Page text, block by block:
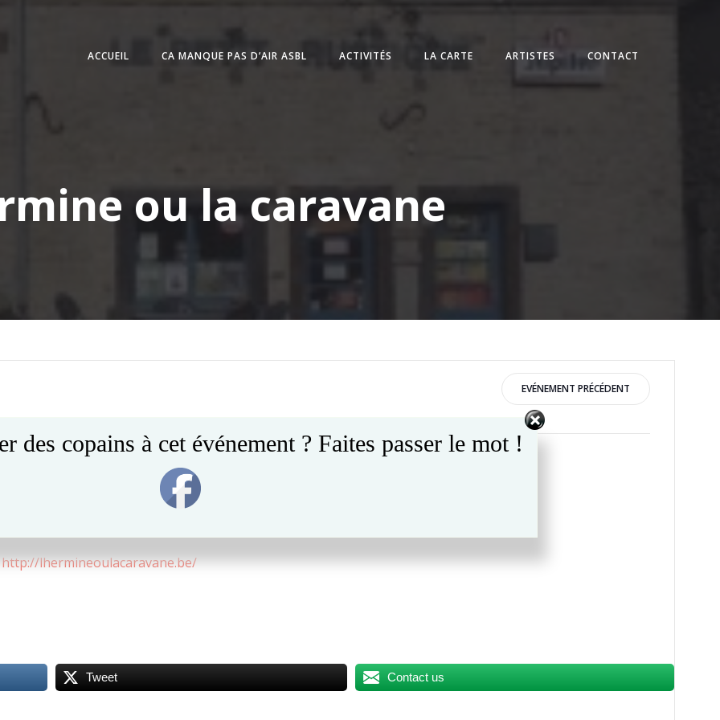
ACCUEIL CA MANQUE PAS D’AIR ASBL ACTIVITÉS LA CARTE ARTISTES CONTACT
ou la caravane
navigation
EVÉNEMENT PRÉCÉDENT
est un groupe de musique folk-rock festif en français et anglais!
http://lhermineoulacaravane.be/
Tweet Contact us
des copains à cet événement ? Faites passer le mot !